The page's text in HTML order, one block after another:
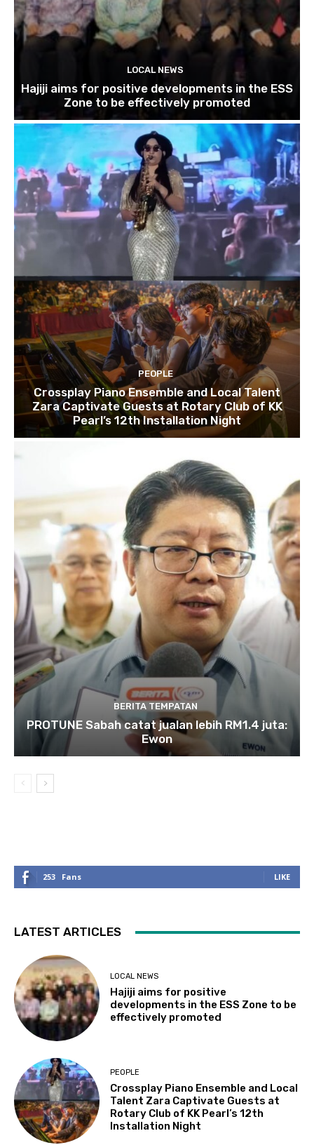
LOCAL NEWS
Hajiji aims for positive developments in the ESS
Zone to be effectively promoted
PEOPLE
Crossplay Piano Ensemble and Local Talent
Zara Captivate Guests at Rotary Club of KK
Pearl’s 12th Installation Night
BERITA TEMPATAN
PROTUNE Sabah catat jualan lebih RM1.4 juta:
Ewon
253 Fans LIKE
LATEST ARTICLES
LOCAL NEWS
Hajiji aims for positive
developments in the ESS Zone to be
effectively promoted
PEOPLE
Crossplay Piano Ensemble and Local
Talent Zara Captivate Guests at
Rotary Club of KK Pearl’s 12th
Installation Night